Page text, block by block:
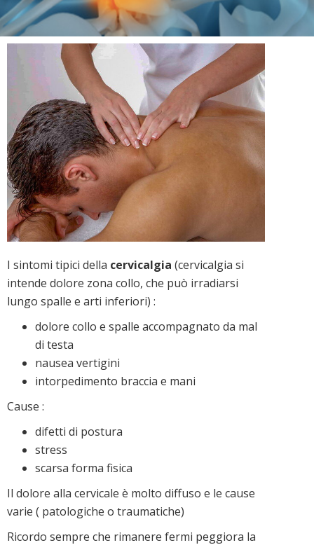
I sintomi tipici della cervicalgia (cervicalgia si
intende dolore zona collo, che può irradiarsi
lungo spalle e arti inferiori) :
dolore collo e spalle accompagnato da mal
di testa
nausea vertigini
intorpedimento braccia e mani
Cause :
difetti di postura
stress
scarsa forma fisica
Il dolore alla cervicale è molto diffuso e le cause
varie ( patologiche o traumatiche)
Ricordo sempre che rimanere fermi peggiora la